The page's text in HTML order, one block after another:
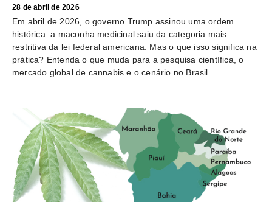
28 de abril de 2026
Em abril de 2026, o governo Trump assinou uma ordem
histórica: a maconha medicinal saiu da categoria mais
restritiva da lei federal americana. Mas o que isso significa na
prática? Entenda o que muda para a pesquisa científica, o
mercado global de cannabis e o cenário no Brasil.